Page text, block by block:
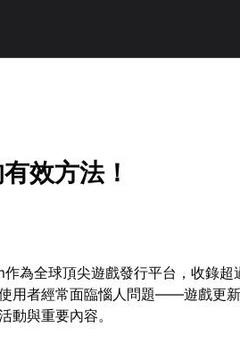
效方法！
為全球頂尖遊戲發行平台，收錄超
用者經常面臨惱人問題——遊戲更新
動與重要內容。